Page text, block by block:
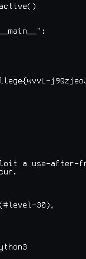
a use-
30) 。